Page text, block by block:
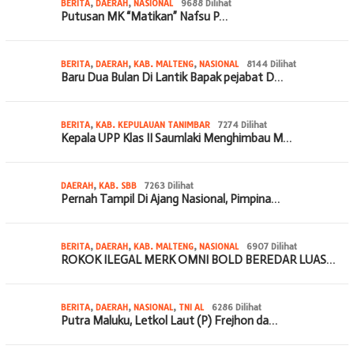
BERITA, DAERAH, NASIONAL 9688 Dilihat
Putusan MK “Matikan” Nafsu P…
BERITA, DAERAH, KAB. MALTENG, NASIONAL 8144 Dilihat
Baru Dua Bulan Di Lantik Bapak pejabat D…
BERITA, KAB. KEPULAUAN TANIMBAR 7274 Dilihat
Kepala UPP Klas II Saumlaki Menghimbau M…
DAERAH, KAB. SBB 7263 Dilihat
Pernah Tampil Di Ajang Nasional, Pimpina…
BERITA, DAERAH, KAB. MALTENG, NASIONAL 6907 Dilihat
ROKOK ILEGAL MERK OMNI BOLD BEREDAR LUAS…
BERITA, DAERAH, NASIONAL, TNI AL 6286 Dilihat
Putra Maluku, Letkol Laut (P) Frejhon da…